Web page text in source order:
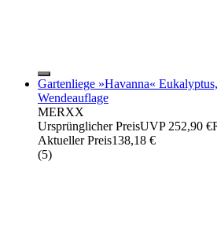
Gartenliege »Havanna«
Wendeauflage
MERXX
Ursprünglicher PreisUVP 252,90 €
Aktueller Preis138,18 €
(5)